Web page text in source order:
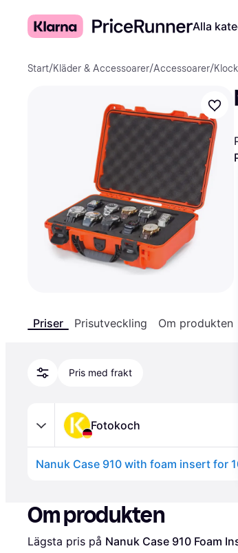
Alla
Start/Kläder & Accessoarer/Accessoarer/
Priser Prisutveckling Om produkten
Pris med frakt
Fotokoch
Nanuk Case 910 with foam insert for
Om produkten
Lägsta pris på Nanuk Case 910 Foam